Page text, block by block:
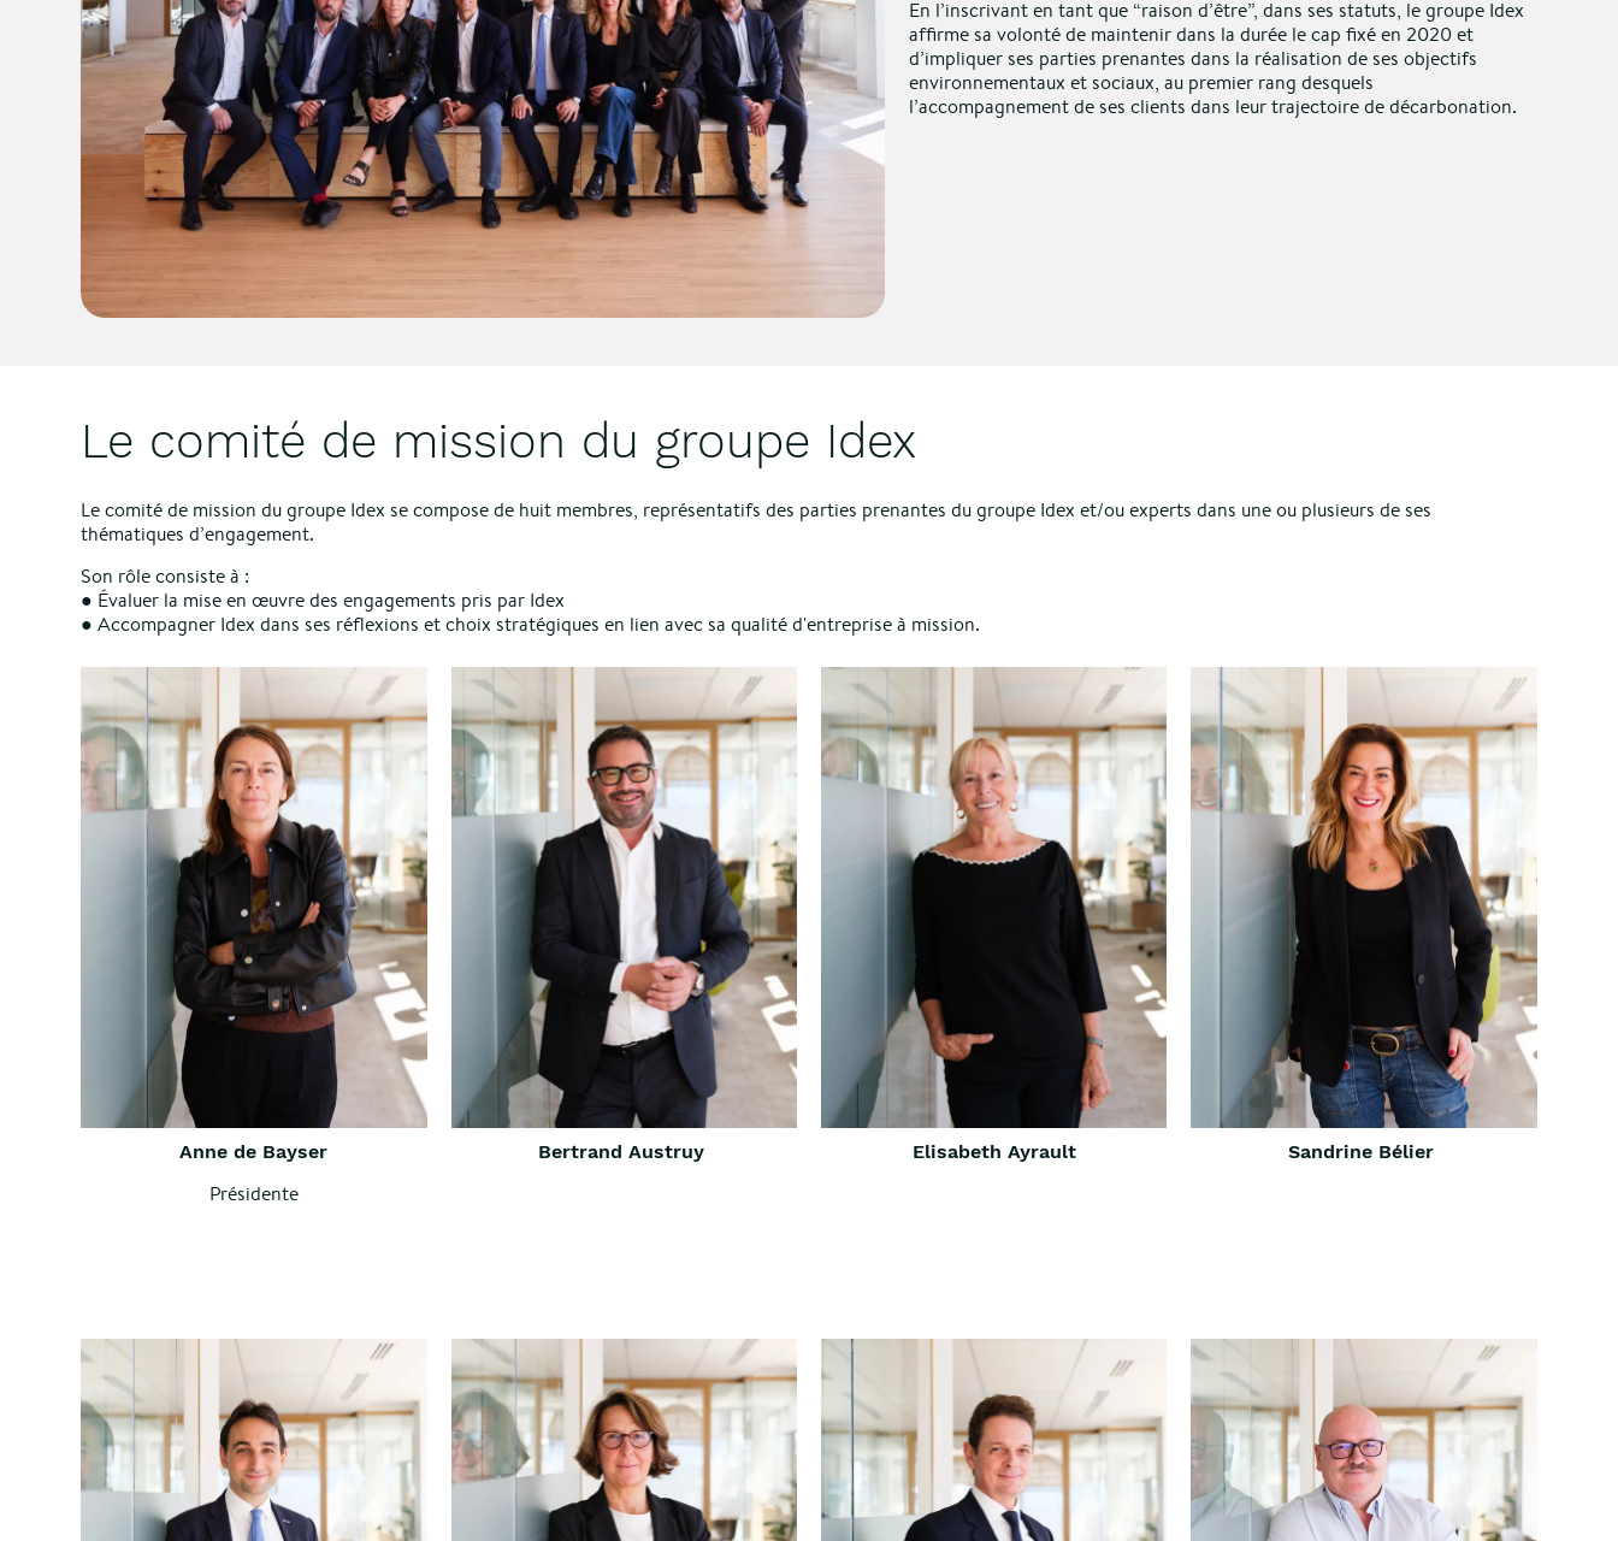
En l’inscrivant en tant que “raison d’être”, dans ses statuts, le groupe Idex
affirme sa volonté de maintenir dans la durée le cap fixé en 2020 et
d’impliquer ses parties prenantes dans la réalisation de ses objectifs
environnementaux et sociaux, au premier rang desquels
l’accompagnement de ses clients dans leur trajectoire de décarbonation.
Le comité de mission du groupe Idex
Le comité de mission du groupe Idex se compose de huit membres, représentatifs des parties prenantes du groupe Idex et/ou experts dans une ou plusieurs de ses
thématiques d’engagement.
Son rôle consiste à :
● Évaluer la mise en œuvre des engagements pris par Idex
● Accompagner Idex dans ses réflexions et choix stratégiques en lien avec sa qualité d'entreprise à mission.
Anne de Bayser
Présidente
Bertrand Austruy Elisabeth Ayrault Sandrine Bélier